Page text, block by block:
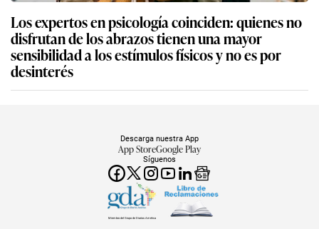
Los expertos en psicología coinciden: quienes no
disfrutan de los abrazos tienen una mayor
sensibilidad a los estímulos físicos y no es por
desinterés
Síguenos
Descarga nuestra App
App StoreGoogle Play
Miembro del Grupo de Diarios América